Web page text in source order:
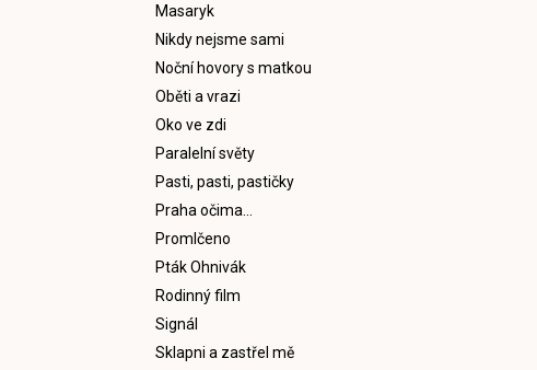
Masaryk
Nikdy nejsme sami
Noční hovory s matkou
Oběti a vrazi
Oko ve zdi
Paralelní světy
Pasti, pasti, pastičky
Praha očima...
Promlčeno
Pták Ohnivák
Rodinný film
Signál
Sklapni a zastřel mě